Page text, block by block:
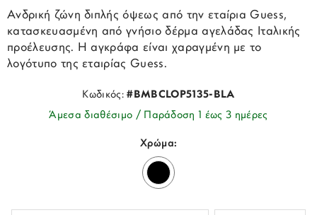
Ανδρική ζώνη διπλής όψεως από την εταίρια Guess,
κατασκευασμένη από γνήσιο δέρμα αγελάδας Ιταλικής
προέλευσης. Η αγκράφα είναι χαραγμένη με το
λογότυπο της εταιρίας Guess.
Κωδικός:#BMBCLOP5135-BLA
Άμεσα διαθέσιμο / Παράδοση 1 έως 3 ημέρες
Χρώμα: